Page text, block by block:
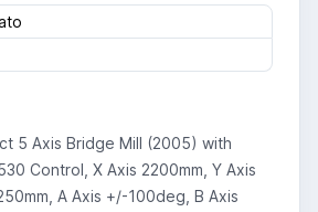
5 Axis Bridge Mill (2005) with
Control, X Axis 2200mm, Y Axis
A Axis +/-100deg, B Axis